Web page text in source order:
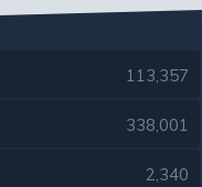
113,357
338,001
2,340